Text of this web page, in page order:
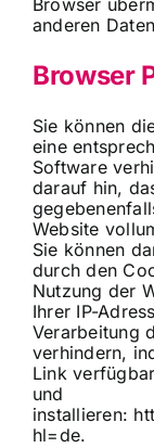
Browser
anderen
Browser
Sie können
eine
Software
darauf hin,
Website
Sie können
durch den
Nutzung der
Ihrer IP-
Verarbeitung
verhindern,
Link
und
installieren:
hl=de.